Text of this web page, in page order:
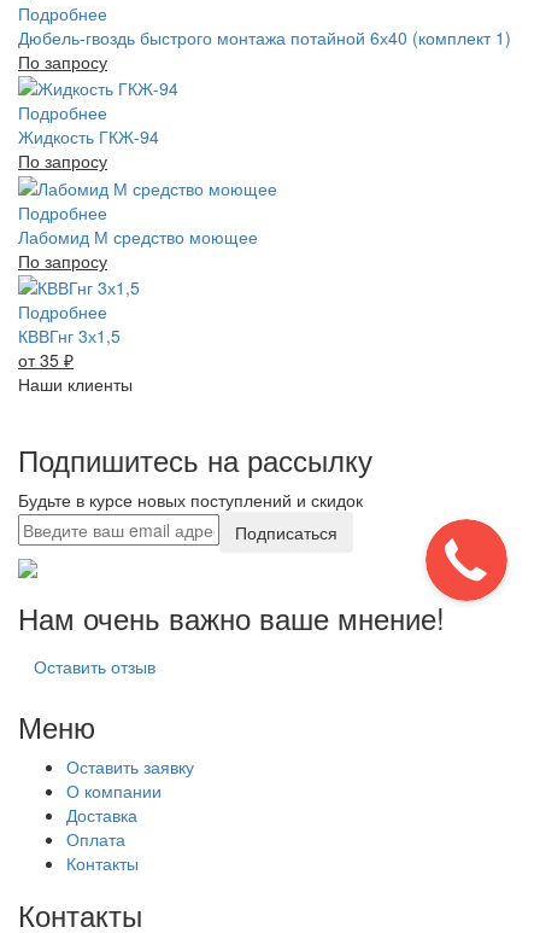
Подробнее
Дюбель-гвоздь быстрого монтажа потайной 6х40 (комплект 1)
По запросу
Подробнее
Жидкость ГКЖ-94
По запросу
Подробнее
Лабомид М средство моющее
По запросу
Подробнее
КВВГнг 3х1,5
от 35 ₽
Наши клиенты
Подпишитесь на рассылку
Будьте в курсе новых поступлений и скидок
Подписаться
Нам очень важно ваше мнение!
Оставить отзыв
Меню
Оставить заявку
О компании
Доставка
Оплата
Контакты
Контакты